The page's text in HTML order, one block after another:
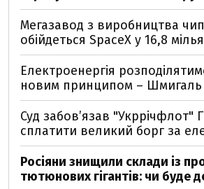
Мегазавод з виробництва
обійдеться SpaceX у 16,8
Електроенергія
новим принципом – Шмигаль
Суд забов’язав "Укррічфлот"
сплатити великий борг за
Росіяни знищили склади із
тютюнових гігантів: чи буде